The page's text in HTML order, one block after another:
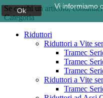
Se cerchi un articolo,
Categoria
Riduttori
Riduttori a Vite
Tramec
Tramec
Tramec
Riduttori a Vite
Tramec
Ok
Vi informiamo